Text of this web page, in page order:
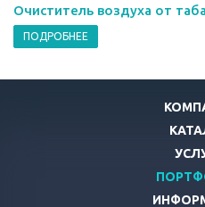
Очиститель воздуха от
ПОДРОБНЕЕ